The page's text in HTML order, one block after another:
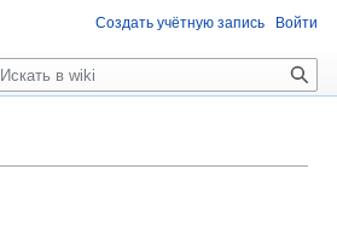
Создать учётную запись Войти
Поиск